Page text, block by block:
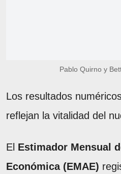
Pablo Quirno y
Los resultados
reflejan la vitalidad del
El Estimador Mensual
Económica (EMAE)